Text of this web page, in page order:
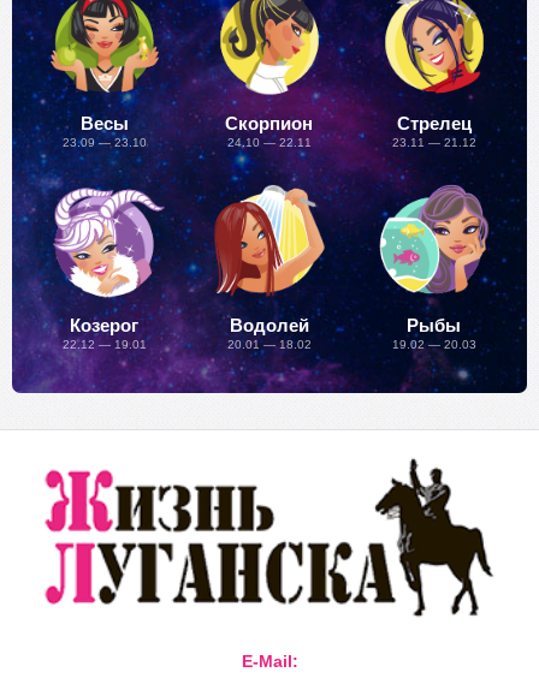
Весы
23.09 — 23.10
Скорпион
24.10 — 22.11
Стрелец
23.11 — 21.12
Козерог
22.12 — 19.01
Водолей
20.01 — 18.02
Рыбы
19.02 — 20.03
E-Mail: